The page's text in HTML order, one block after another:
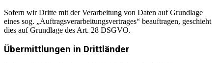
Sofern wir Dritte mit der Verarbeitung von Daten auf Grundlage
eines sog. „Auftragsverarbeitungsvertrages“ beauftragen, geschieht
dies auf Grundlage des Art. 28 DSGVO.
Übermittlungen in Drittländer